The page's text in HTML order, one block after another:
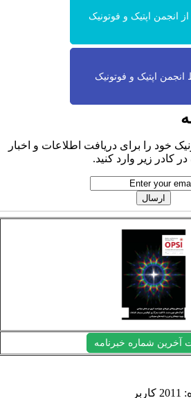
انجمن اپتیک و فوتونیک
انجمن اپتیک و فوتونیک
خود را برای دریافت اطلاعات و اخبار
در کادر زیر وارد کنید.
آخرین شماره خبرنامه